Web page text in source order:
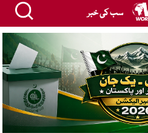
سب کی خبر